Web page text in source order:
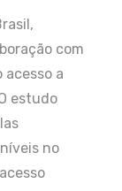
com
acesso a
estudo
no